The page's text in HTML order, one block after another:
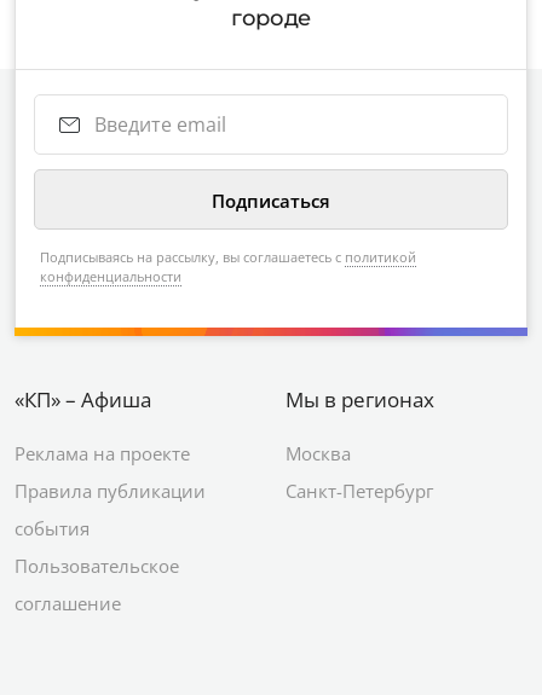
городе
Подписываясь на рассылку, вы соглашаетесь с политикой
конфиденциальности
«КП» – Афиша
Реклама на проекте
Правила публикации
события
Пользовательское
соглашение
Мы в регионах
Москва
Санкт-Петербург